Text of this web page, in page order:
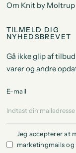
Om Knit by Moltrup
TILMELD DIG
NYHEDSBREVET
Gå ikke glip af
varer og andre
E-mail
Jeg accepterer at
marketingmails